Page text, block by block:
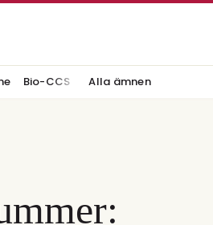
Bio-CCS Alla ämnen